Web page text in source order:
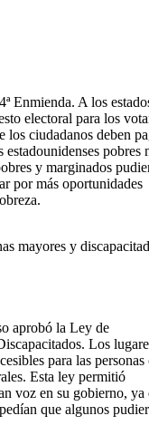
Enmienda. A los
electoral para los
los ciudadanos deben
pobres
y marginados
por más oportunidades
mayores y
aprobó la Ley de
Los
para las personas
Esta ley permitió
voz en su gobierno, ya
que algunos